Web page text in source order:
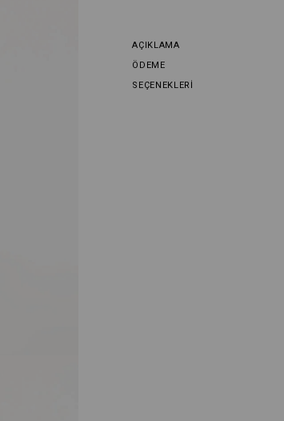
AÇIKLAMA
ÖDEME
SEÇENEKLERI